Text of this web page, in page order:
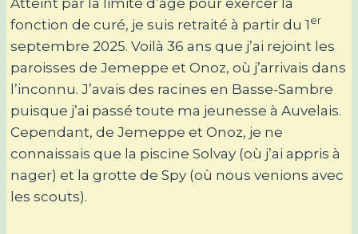
fonction de curé, je suis retraité à partir du 1 er
septembre 2025. Voilà 36 ans que j’ai rejoint les
paroisses de Jemeppe et Onoz, où j’arrivais dans
l’inconnu. J’avais des racines en Basse-Sambre
puisque j’ai passé toute ma jeunesse à Auvelais.
Cependant, de Jemeppe et Onoz, je ne
connaissais que la piscine Solvay (où j’ai appris à
nager) et la grotte de Spy (où nous venions avec
les scouts).